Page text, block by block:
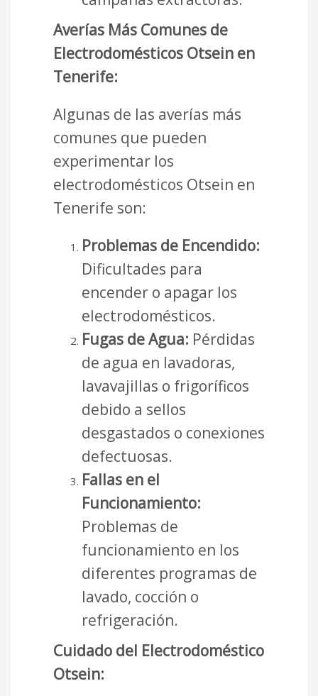
Averías Más Comunes de
Electrodomésticos Otsein en
Tenerife:
Algunas de las averías más
comunes que pueden
experimentar los
electrodomésticos Otsein en
Tenerife son:
Problemas de Encendido:
Dificultades para
encender o apagar los
electrodomésticos.
Fugas de Agua: Pérdidas
de agua en lavadoras,
lavavajillas o frigoríficos
debido a sellos
desgastados o conexiones
defectuosas.
Fallas en el
Funcionamiento:
Problemas de
funcionamiento en los
diferentes programas de
lavado, cocción o
refrigeración.
Cuidado del Electrodoméstico
Otsein: